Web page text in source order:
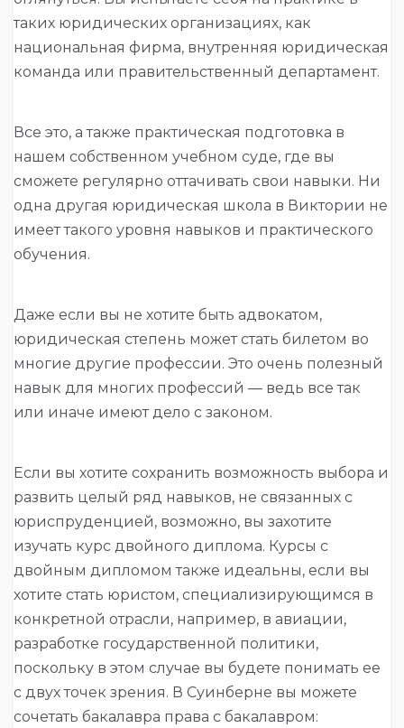
таких юридических организациях, как
национальная фирма, внутренняя юридическая
команда или правительственный департамент.
Все это, а также практическая подготовка в
нашем собственном учебном суде, где вы
сможете регулярно оттачивать свои навыки. Ни
одна другая юридическая школа в Виктории не
имеет такого уровня навыков и практического
обучения.
Даже если вы не хотите быть адвокатом,
юридическая степень может стать билетом во
многие другие профессии. Это очень полезный
навык для многих профессий — ведь все так
или иначе имеют дело с законом.
Если вы хотите сохранить возможность выбора и
развить целый ряд навыков, не связанных с
юриспруденцией, возможно, вы захотите
изучать курс двойного диплома. Курсы с
двойным дипломом также идеальны, если вы
хотите стать юристом, специализирующимся в
конкретной отрасли, например, в авиации,
разработке государственной политики,
поскольку в этом случае вы будете понимать ее
с двух точек зрения. В Суинберне вы можете
сочетать бакалавра права с бакалавром: